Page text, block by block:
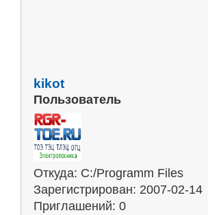
kikot
Пользователь
Откуда: C:/Programm Files
Зарегистрирован: 2007-02-14
Приглашений: 0